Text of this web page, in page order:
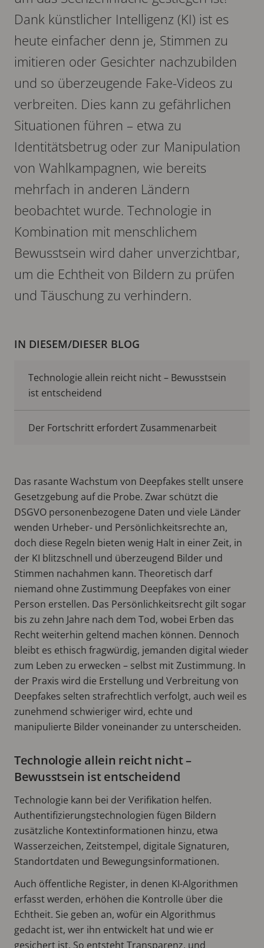
Dank künstlicher Intelligenz (KI) ist es
heute einfacher denn je, Stimmen zu
imitieren oder Gesichter nachzubilden
und so überzeugende Fake-Videos zu
verbreiten. Dies kann zu gefährlichen
Situationen führen – etwa zu
Identitätsbetrug oder zur Manipulation
von Wahlkampagnen, wie bereits
mehrfach in anderen Ländern
beobachtet wurde. Technologie in
Kombination mit menschlichem
Bewusstsein wird daher unverzichtbar,
um die Echtheit von Bildern zu prüfen
und Täuschung zu verhindern.
IN DIESEM/DIESER BLOG
Technologie allein reicht nicht – Bewusstsein
ist entscheidend
Der Fortschritt erfordert Zusammenarbeit
Das rasante Wachstum von Deepfakes stellt unsere
Gesetzgebung auf die Probe. Zwar schützt die
DSGVO personenbezogene Daten und viele Länder
wenden Urheber- und Persönlichkeitsrechte an,
doch diese Regeln bieten wenig Halt in einer Zeit, in
der KI blitzschnell und überzeugend Bilder und
Stimmen nachahmen kann. Theoretisch darf
niemand ohne Zustimmung Deepfakes von einer
Person erstellen. Das Persönlichkeitsrecht gilt sogar
bis zu zehn Jahre nach dem Tod, wobei Erben das
Recht weiterhin geltend machen können. Dennoch
bleibt es ethisch fragwürdig, jemanden digital wieder
zum Leben zu erwecken – selbst mit Zustimmung. In
der Praxis wird die Erstellung und Verbreitung von
Deepfakes selten strafrechtlich verfolgt, auch weil es
zunehmend schwieriger wird, echte und
manipulierte Bilder voneinander zu unterscheiden.
Technologie allein reicht nicht –
Bewusstsein ist entscheidend
Technologie kann bei der Verifikation helfen.
Authentifizierungstechnologien fügen Bildern
zusätzliche Kontextinformationen hinzu, etwa
Wasserzeichen, Zeitstempel, digitale Signaturen,
Standortdaten und Bewegungsinformationen.
Auch öffentliche Register, in denen KI-Algorithmen
erfasst werden, erhöhen die Kontrolle über die
Echtheit. Sie geben an, wofür ein Algorithmus
gedacht ist, wer ihn entwickelt hat und wie er
gesichert ist. So entsteht Transparenz, und